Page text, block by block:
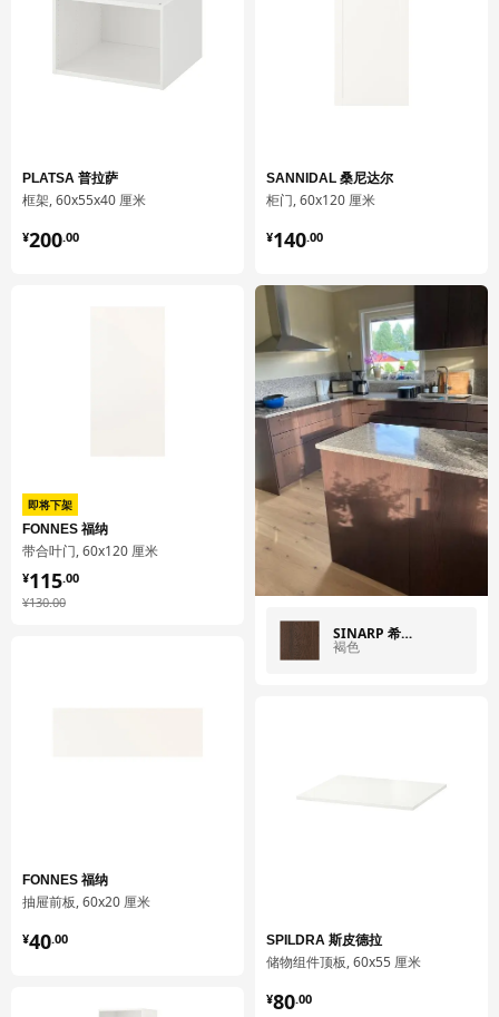
架、沙发架和厨房框架等家具。为减少磨损和受潮，我们还会在表
PLATSA 普拉萨
框架, 60x55x40 厘米
¥200.00
¥ 200.00
即将下架
FONNES 福纳
带合叶门, 60x120 厘米
¥130.00
¥ 130.00
¥115.00
¥ 115.00
FONNES 福纳
抽屉前板, 60x20 厘米
¥40.00
¥ 40.00
SANNIDAL 桑尼达尔
柜门, 60x120 厘米
¥140.00
¥ 140.00
SINARP 希纳普
褐色
SPILDRA 斯皮德拉
储物组件顶板, 60x55 厘米
¥80.00
¥ 80.00